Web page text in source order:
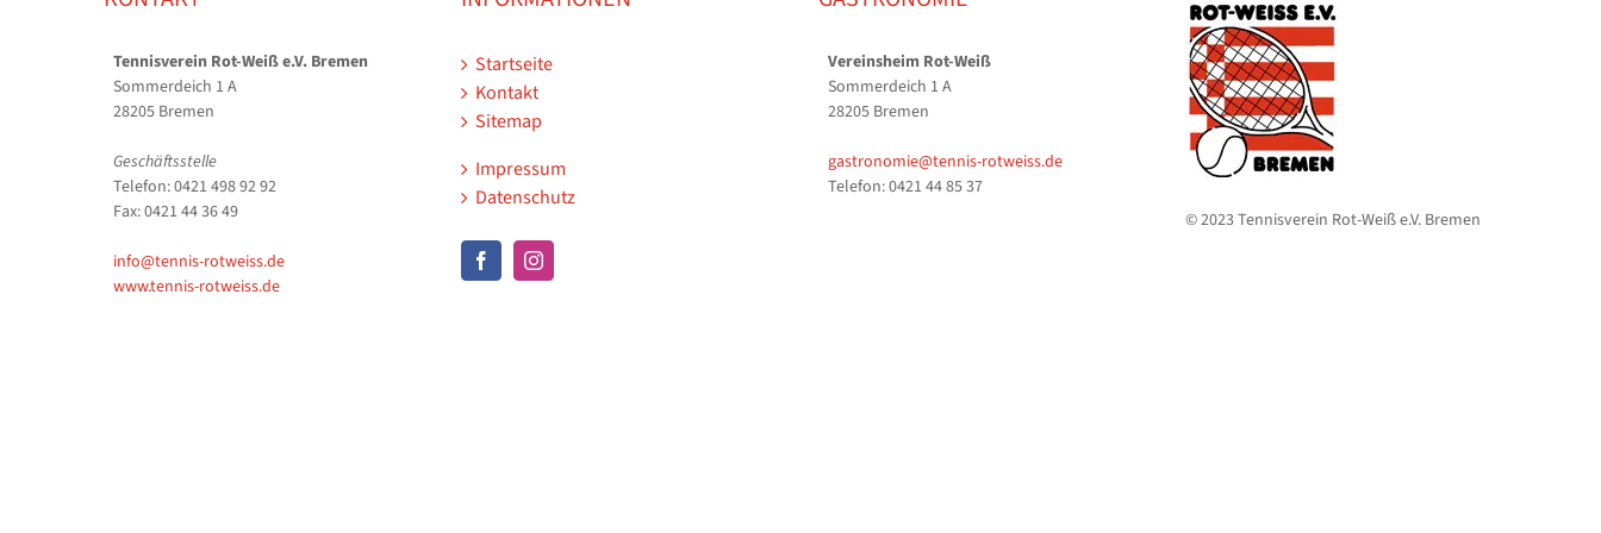
Tennisverein Rot-Weiß e.V. Bremen
Sommerdeich 1 A
28205 Bremen
Geschäftsstelle
Telefon: 0421 498 92 92
Fax: 0421 44 36 49
info@tennis-rotweiss.de
www.tennis-rotweiss.de
Startseite
Kontakt
Sitemap
Impressum
Datenschutz
Vereinsheim Rot-Weiß
Sommerdeich 1 A
28205 Bremen
gastronomie@tennis-rotweiss.de
Telefon: 0421 44 85 37
© 2023 Tennisverein Rot-Weiß e.V. Bremen